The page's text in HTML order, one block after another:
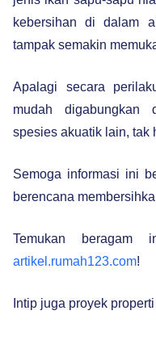
kebersihan di dalam
tampak semakin
Apalagi secara
mudah digabungkan
spesies akuatik lain, tak
Semoga informasi ini
berencana
Temukan beragam
artikel.rumah123.com!
Intip juga proyek